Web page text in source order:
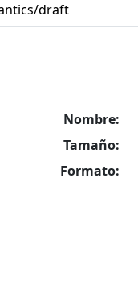
draft
Nombre:
Tamaño:
Formato: